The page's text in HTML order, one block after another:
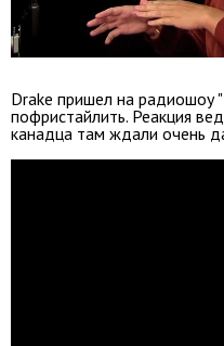
Drake пришел на радиошоу
пофристайлить. Реакция
канадца там ждали очень